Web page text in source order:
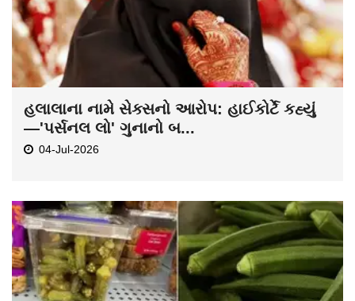
હલાલાના નામે સેક્સનો આરોપ: હાઈકોર્ટે કહ્યું
—'પર્સનલ લો' ગુનાનો બ...
04-Jul-2026